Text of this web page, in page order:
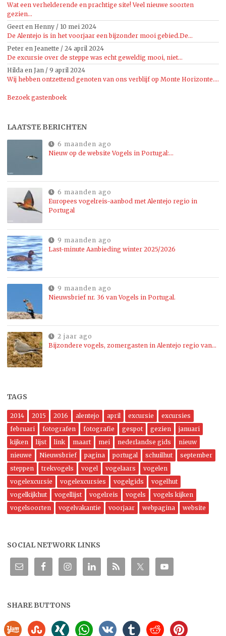
Wat een verhelderende en prachtige site! Veel nieuwe soorten
gezien...
Geert en Henny / 10 mei 2024
De Alentejo is in het voorjaar een bijzonder mooi gebied.De...
Peter en Jeanette / 24 april 2024
De excursie over de steppe was echt geweldig mooi, niet...
Hilda en Jan / 9 april 2024
Wij hebben ontzettend genoten van ons verblijf op Monte Horizonte....
Bezoek gastenboek
LAATSTE BERICHTEN
6 maanden ago
Nieuw op de website Vogels in Portugal:…
6 maanden ago
Europees vogelreis-aanbod met Alentejo regio in
Portugal
9 maanden ago
Last-minute Aanbieding winter 2025/2026
9 maanden ago
Nieuwsbrief nr. 36 van Vogels in Portugal.
2 jaar ago
Bijzondere vogels, zomergasten in Alentejo regio van…
TAGS
2014 2015 2016 alentejo april excursie
excursies
februari
fotografen fotografie gespot gezien
januari
kijken
lijst link maart mei nederlandse gids
nieuw
nieuwe
Nieuwsbrief pagina portugal schuilhut
september
steppen
trekvogels vogel vogelaars
vogelen
vogelexcursie
vogelexcursies vogelgids
vogelhut
vogelkijkhut
vogellijst vogelreis vogels
vogels kijken
vogelsoorten
vogelvakantie voorjaar webpagina website
SOCIAL NETWORK LINKS
SHARE BUTTONS